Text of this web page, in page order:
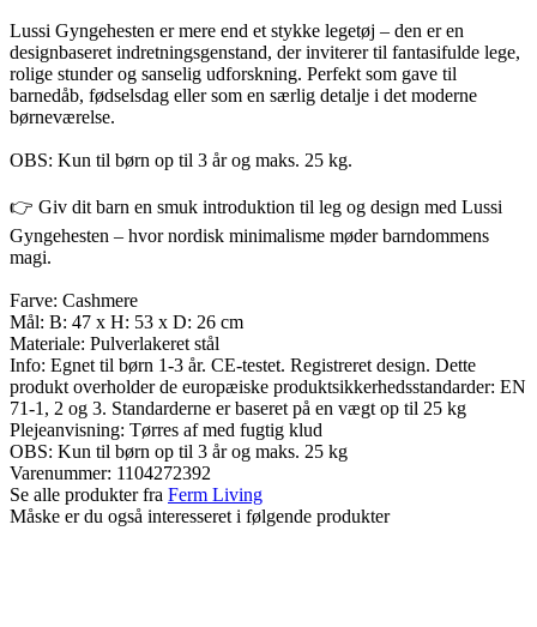
Lussi Gyngehesten er mere end et stykke legetøj – den er en
designbaseret indretningsgenstand, der inviterer til fantasifulde lege,
rolige stunder og sanselig udforskning. Perfekt som gave til
barnedåb, fødselsdag eller som en særlig detalje i det moderne
børneværelse.
OBS: Kun til børn op til 3 år og maks. 25 kg.
👉 Giv dit barn en smuk introduktion til leg og design med Lussi
Gyngehesten – hvor nordisk minimalisme møder barndommens
magi.
Farve: Cashmere
Mål: B: 47 x H: 53 x D: 26 cm
Materiale: Pulverlakeret stål
Info: Egnet til børn 1-3 år. CE-testet. Registreret design. Dette
produkt overholder de europæiske produktsikkerhedsstandarder: EN
71-1, 2 og 3. Standarderne er baseret på en vægt op til 25 kg
Plejeanvisning: Tørres af med fugtig klud
OBS: Kun til børn op til 3 år og maks. 25 kg
Varenummer: 1104272392
Se alle produkter fra Ferm Living
Måske er du også interesseret i følgende produkter